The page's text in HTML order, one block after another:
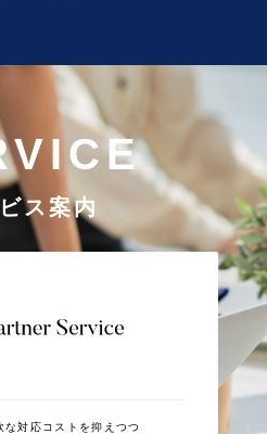
ス案内
な対応コストを抑えつつ